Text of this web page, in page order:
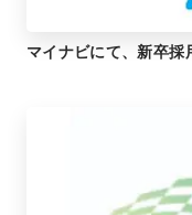
マイナビにて、新卒採